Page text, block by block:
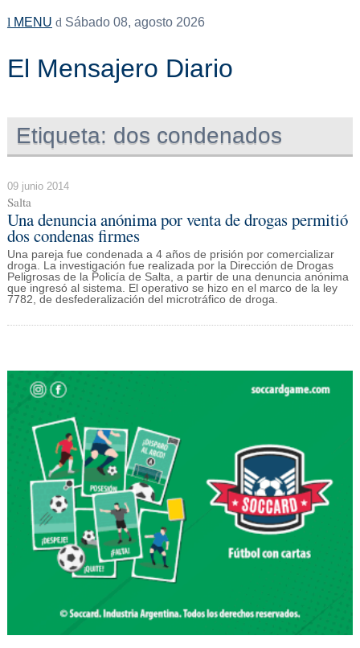
MENU Sábado 08, agosto 2026
El Mensajero Diario
Etiqueta: dos condenados
09 junio 2014
Salta
Una denuncia anónima por venta de drogas permitió
dos condenas firmes
Una pareja fue condenada a 4 años de prisión por comercializar
droga. La investigación fue realizada por la Dirección de Drogas
Peligrosas de la Policía de Salta, a partir de una denuncia anónima
que ingresó al sistema. El operativo se hizo en el marco de la ley
7782, de desfederalización del microtráfico de droga.